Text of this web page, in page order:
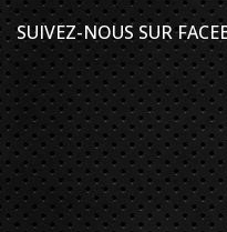
SUIVEZ-NOUS SUR